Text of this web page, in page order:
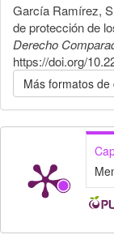
García Ramírez,
de protección de
Derecho
https://doi.org/
Más formatos de